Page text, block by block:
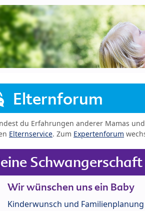
Elternforum
du Erfahrungen anderer Mamas
Elternservice. Zum Expertenforum
Schwangerschaft
Wir wünschen uns ein Baby
Kinderwunsch und Familienplanung